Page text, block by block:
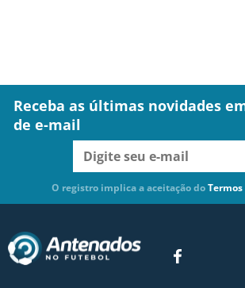
Receba as últimas novidades
de e-mail
O registro implica a aceitação doTermos